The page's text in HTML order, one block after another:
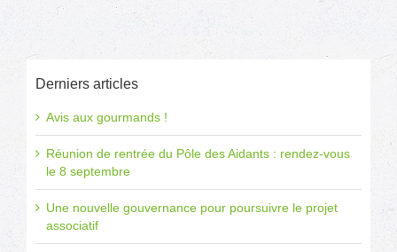
Derniers articles
Avis aux gourmands !
Réunion de rentrée du Pôle des Aidants : rendez-vous
le 8 septembre
Une nouvelle gouvernance pour poursuivre le projet
associatif